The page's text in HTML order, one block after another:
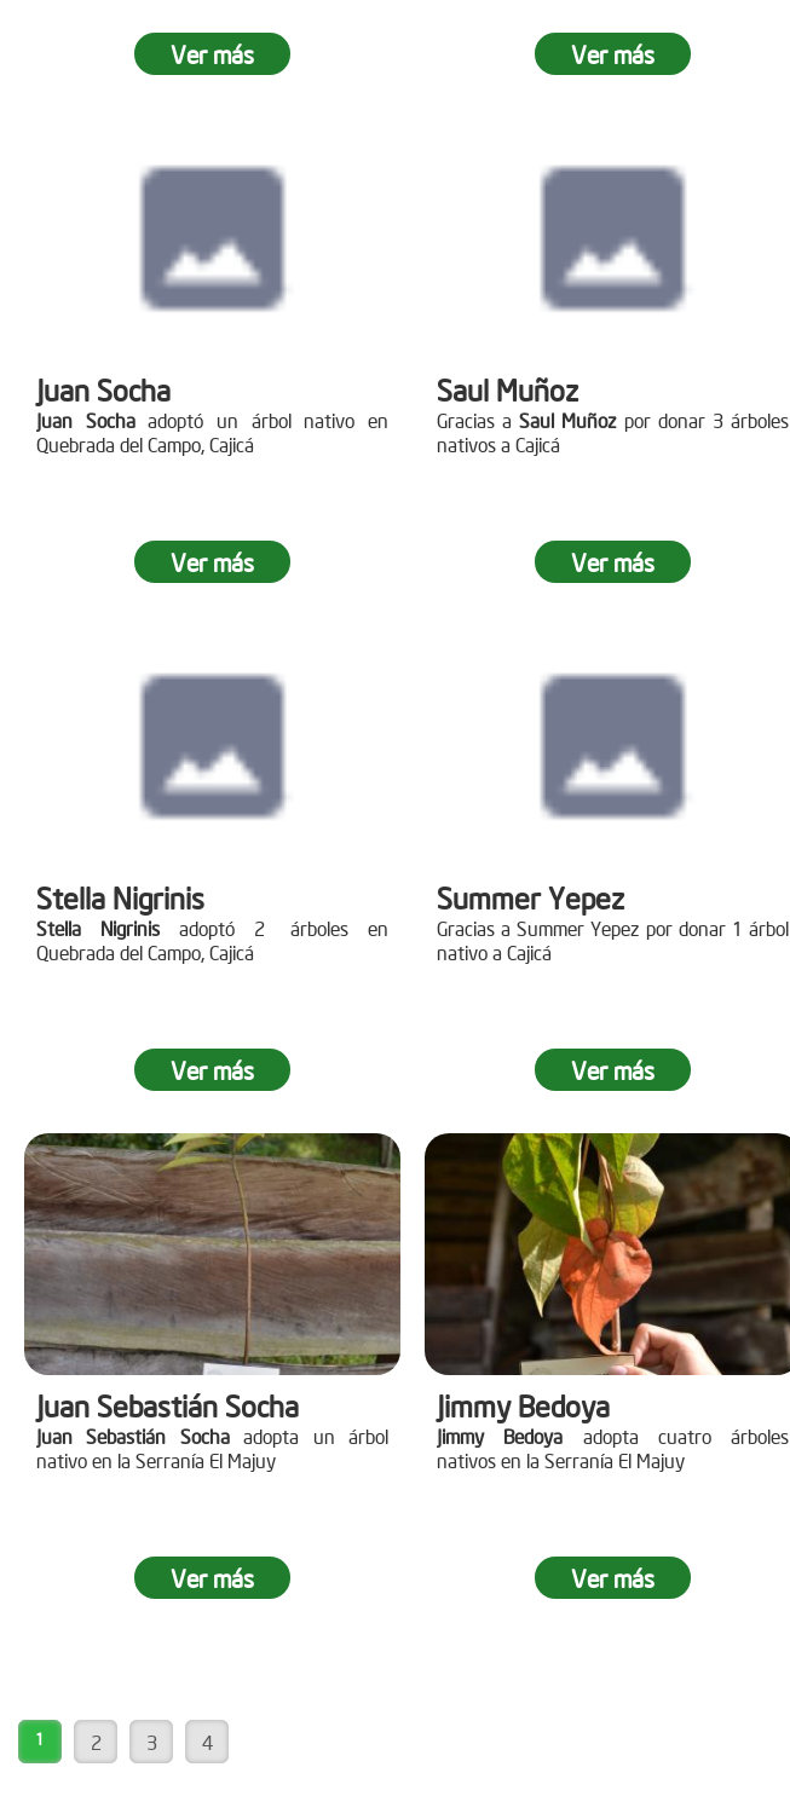
Ver más Ver más
Juan Socha
Juan Sochaadoptó un árbol nativo en
Quebrada del Campo, Cajicá
Ver más
Saul Muñoz
Gracias aSaul Muñozpor donar 3 árboles
nativos a Cajicá
Ver más
Stella Nigrinis
Stella Nigrinis adoptó 2 árboles en
Quebrada del Campo, Cajicá
Ver más
Summer Yepez
Gracias a Summer Yepez por donar 1 árbol
nativo a Cajicá
Ver más
Juan Sebastián Socha
Juan Sebastián Sochaadopta un árbol
nativo en la Serranía El Majuy
Ver más
Jimmy Bedoya
Jimmy Bedoya adopta cuatro árboles
nativos en la Serranía El Majuy
Ver más
1 2 3 4